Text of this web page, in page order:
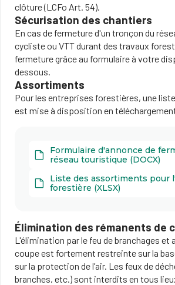
clôture (LCFo Art. 54).
Sécurisation des chantiers
En cas de fermeture d'un tronçon du
cycliste ou VTT durant des travaux
fermeture grâce au formulaire à votre
dessous.
Assortiments
Pour les entreprises forestières, une
est mise à disposition en
Formulaire d'annonce de
réseau touristique (DOCX)
Liste des assortiments pour
forestière (XLSX)
Élimination des rémanents de
L'élimination par le feu de branchages et
coupe est fortement restreinte sur la
sur la protection de l’air. Les feux de
branches, etc.) sont interdits en tous